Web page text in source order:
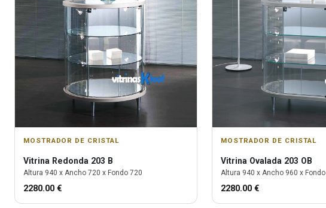
MOSTRADOR DE CRISTAL
Vitrina Redonda 203 B
Altura 940 x Ancho 720 x Fondo 720
2280.00 €
MOSTRADOR DE CRISTAL
Vitrina Ovalada 203 OB
Altura 940 x Ancho 960 x Fondo
2280.00 €